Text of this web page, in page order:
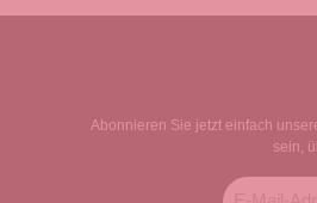
Abonnieren Sie jetzt einfach
sein,